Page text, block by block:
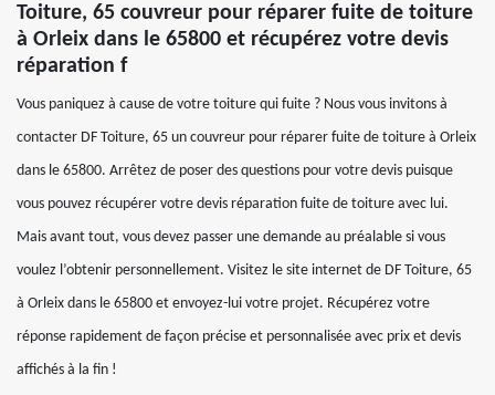
Toiture, 65 couvreur pour réparer fuite de toiture
à Orleix dans le 65800 et récupérez votre devis
réparation f
Vous paniquez à cause de votre toiture qui fuite ? Nous vous invitons à
contacter DF Toiture, 65 un couvreur pour réparer fuite de toiture à Orleix
dans le 65800. Arrêtez de poser des questions pour votre devis puisque
vous pouvez récupérer votre devis réparation fuite de toiture avec lui.
Mais avant tout, vous devez passer une demande au préalable si vous
voulez l’obtenir personnellement. Visitez le site internet de DF Toiture, 65
à Orleix dans le 65800 et envoyez-lui votre projet. Récupérez votre
réponse rapidement de façon précise et personnalisée avec prix et devis
affichés à la fin !